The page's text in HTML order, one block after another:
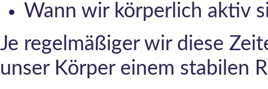
Wann wir körperlich aktiv
Je regelmäßiger wir diese
unser Körper einem stabilen